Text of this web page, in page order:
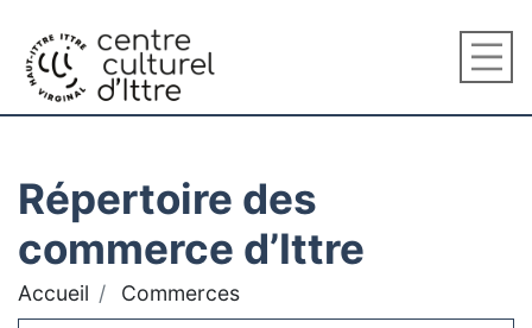
Répertoire des
commerce d’Ittre
Accueil Commerces